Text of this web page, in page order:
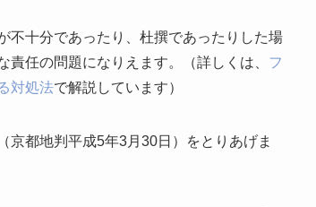
不十分であったり、杜撰であったりした場
任の問題になりえます。（詳しくは、 フ
対処法で解説しています）
京都地判平成5年3月30日）をとりあげま